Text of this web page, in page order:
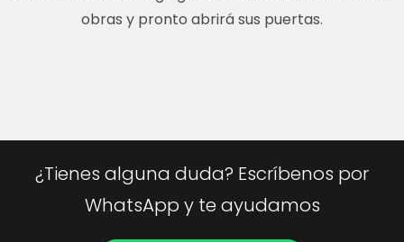
obras y pronto abrirá sus puertas.
¿Tienes alguna duda? Escríbenos por
WhatsApp y te ayudamos